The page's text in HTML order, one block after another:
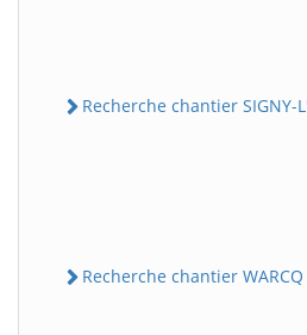
Recherche chantier SIGNY-
Recherche chantier WARCQ